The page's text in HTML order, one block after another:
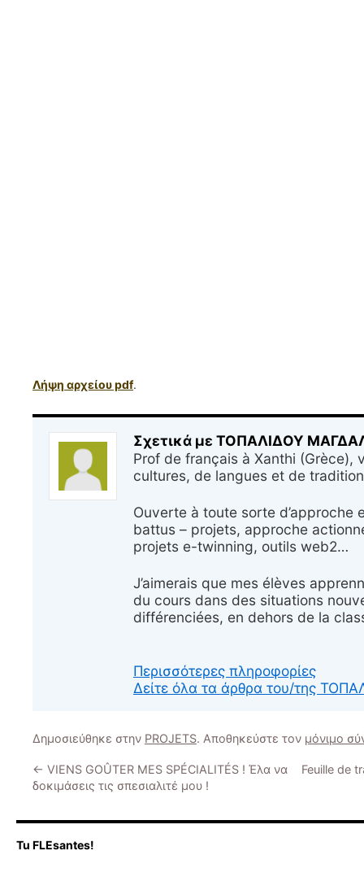
Λήψη αρχείου pdf.
Σχετικά με ΤΟΠΑΛΙΔΟΥ
Prof de français à Xanthi (Grèce),
cultures, de langues et de
Ouverte à toute sorte d’approche
battus – projets, approche
projets e-twinning, outils web2…
J’aimerais que mes élèves
du cours dans des situations
différenciées, en dehors de la
Περισσότερες πληροφορίες
Δείτε όλα τα άρθρα του/της
Δημοσιεύθηκε στην PROJETS. Αποθηκεύστε τον μόνιμο
← VIENS GOÛTER MES SPÉCIALITÉS ! Έλα να
δοκιμάσεις τις σπεσιαλιτέ μου !
Feuille de
Tu FLEsantes!